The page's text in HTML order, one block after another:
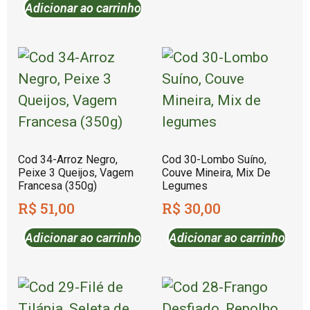
Adicionar ao carrinho
Cod 34-Arroz Negro,
Peixe 3 Queijos, Vagem
Francesa (350g)
R$ 51,00
Adicionar ao carrinho
Cod 30-Lombo Suíno,
Couve Mineira, Mix De
Legumes
R$ 30,00
Adicionar ao carrinho